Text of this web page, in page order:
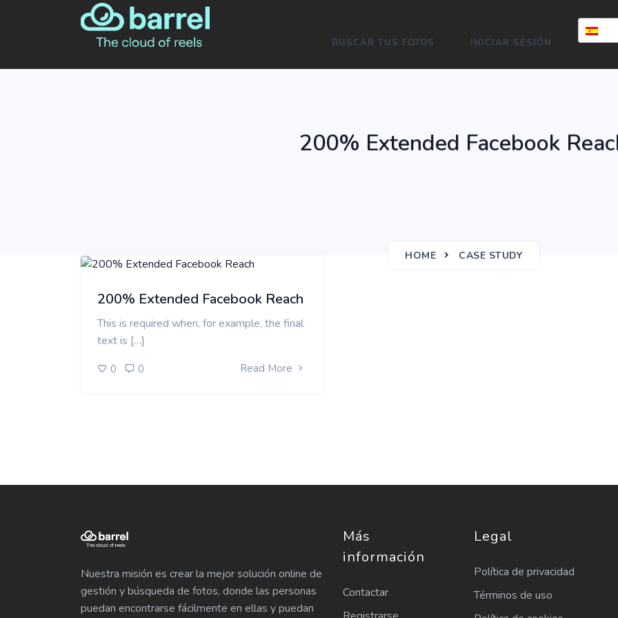
BUSCAR TUS FOTOS INICIAR SESIÓN
200% Extended Facebook
HOME CASE STUDY
200% Extended Facebook Reach
This is required when, for example, the final
text is […]
0 0 Read More
Nuestra misión es crear la mejor solución online de
gestión y búsqueda de fotos, donde las personas
puedan encontrarse fácilmente en ellas y puedan
Más
información
Contactar
Legal
Política de privacidad
Términos de uso